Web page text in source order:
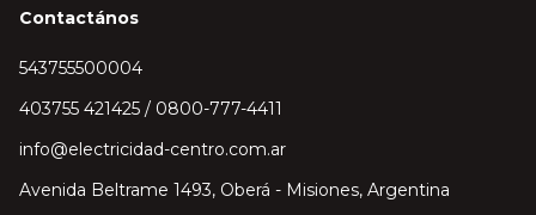
Contactános
543755500004
403755 421425 / 0800-777-4411
info@electricidad-centro.com.ar
Avenida Beltrame 1493, Oberá - Misiones, Argentina